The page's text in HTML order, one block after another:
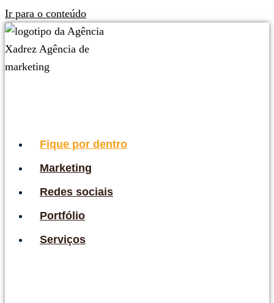
Ir para o conteúdo
Fique por dentro
Marketing
Redes sociais
Portfólio
Serviços